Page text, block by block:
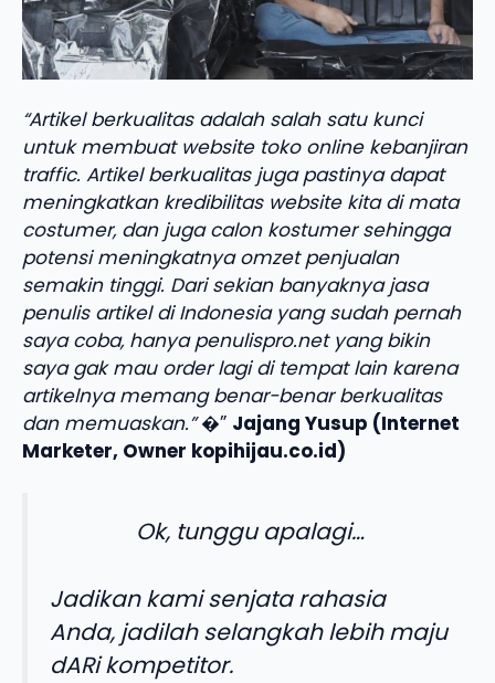
“Artikel berkualitas adalah salah satu kunci
untuk membuat website toko online kebanjiran
traffic. Artikel berkualitas juga pastinya dapat
meningkatkan kredibilitas website kita di mata
costumer, dan juga calon kostumer sehingga
potensi meningkatnya omzet penjualan
semakin tinggi. Dari sekian banyaknya jasa
penulis artikel di Indonesia yang sudah pernah
saya coba, hanya penulispro.net yang bikin
saya gak mau order lagi di tempat lain karena
artikelnya memang benar-benar berkualitas
dan memuaskan.”�” Jajang Yusup (Internet
Marketer, Owner kopihijau.co.id)
Ok, tunggu apalagi…
Jadikan kami senjata rahasia
Anda, jadilah selangkah lebih maju
dARi kompetitor.